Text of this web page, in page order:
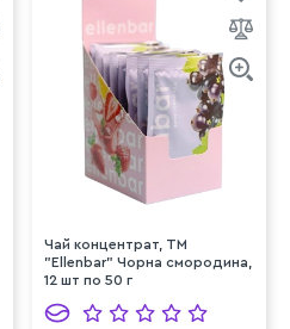
Чай концентрат, TM
"Ellenbar" Чорна смородина,
12 шт по 50 г